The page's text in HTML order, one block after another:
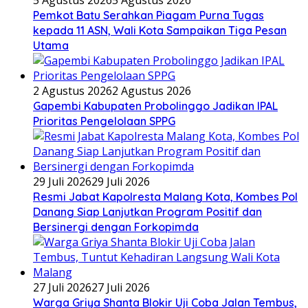
Pemkot Batu Serahkan Piagam Purna Tugas
kepada 11 ASN, Wali Kota Sampaikan Tiga Pesan
Utama
2 Agustus 20262 Agustus 2026
Gapembi Kabupaten Probolinggo Jadikan IPAL
Prioritas Pengelolaan SPPG
29 Juli 202629 Juli 2026
Resmi Jabat Kapolresta Malang Kota, Kombes Pol
Danang Siap Lanjutkan Program Positif dan
Bersinergi dengan Forkopimda
27 Juli 202627 Juli 2026
Warga Griya Shanta Blokir Uji Coba Jalan Tembus,